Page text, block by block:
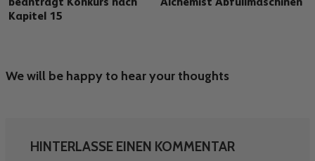
Kapitel 15
We will be happy to hear your thoughts
HINTERLASSE EINEN KOMMENTAR